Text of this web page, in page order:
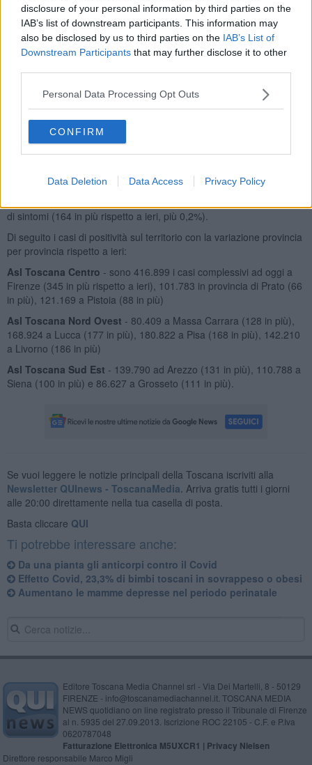
disclosure of your personal information by third parties on the
IAB’s list of downstream participants. This information may
also be disclosed by us to third parties on the IAB’s List of
Downstream Participants that may further disclose it to other
Personal Data Processing Opt Outs
CONFIRM
Data Deletion Data Access Privacy Policy
Tabella della Regione
72.986persone con l'infezione in corso sono in isolamento a
di sintomi (164 in più rispetto a ieri, più 0,2%).
Di seguito i casi di positività sul territorio con la variazione provincia
per provincia rispetto a ieri:
Asl Toscana Centro - sono 416.899 i casi complessivi ad oggi a
Firenze (345 in più rispetto a ieri), 101.783 in provincia di Prato (66
in più), 121.169 a Pistoia (88 in più)
Asl Toscana Nord Ovest - 80.409 a Massa Carrara (128 in più),
168.924 a Lucca (177 in più), 180.822 a Pisa (168 in più), 142.210
a Livorno (186 in più)
Asl Toscana Sud Est - 139.790 ad Arezzo (131 in più), 110.788 a
Siena (100 in più) e 86.627 a Grosseto (111 in più).
Se vuoi leggere le notizie principali della Toscana iscriviti alla
Newsletter QUInews - ToscanaMedia. Arriva gratis tutti i giorni
alle 20:00 direttamente nella tua casella di posta.
Basta cliccare QUI
Ti potrebbe interessare anche:
Da una pianta gli anticorpi contro il Covid
Effetto Covid, 23,3% di bimbi toscani in sovrappeso o obesi
Aumentano le mamme depresse nel periodo perinatale
Editore Toscana Media Channel srl - Via Dei Martelli, 8 - 50129
FIRENZE - info@toscanamediachannel.it. TOSCANA MEDIA
NEWS quotidiano on line registrato presso il Tribunale di Firenze
al n. 5935 del 27.09.2013. Iscrizione ROC 22105 - C.F. e P.Iva
0620787048
Fatturazione Elettronica M5UXCR1 | Privacy Nielsen
Direttore responsabile Marco Migli